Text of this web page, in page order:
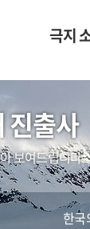
극지
진출사
보여드립니다.
한국